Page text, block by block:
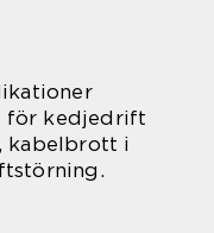
för kedjedrift
kabelbrott i